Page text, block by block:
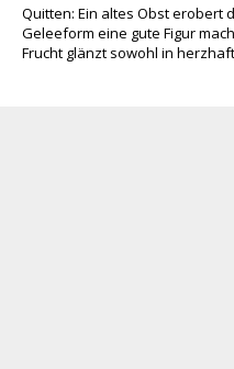
Quitten: Ein altes Obst erobert
Geleeform eine gute Figur
Frucht glänzt sowohl in